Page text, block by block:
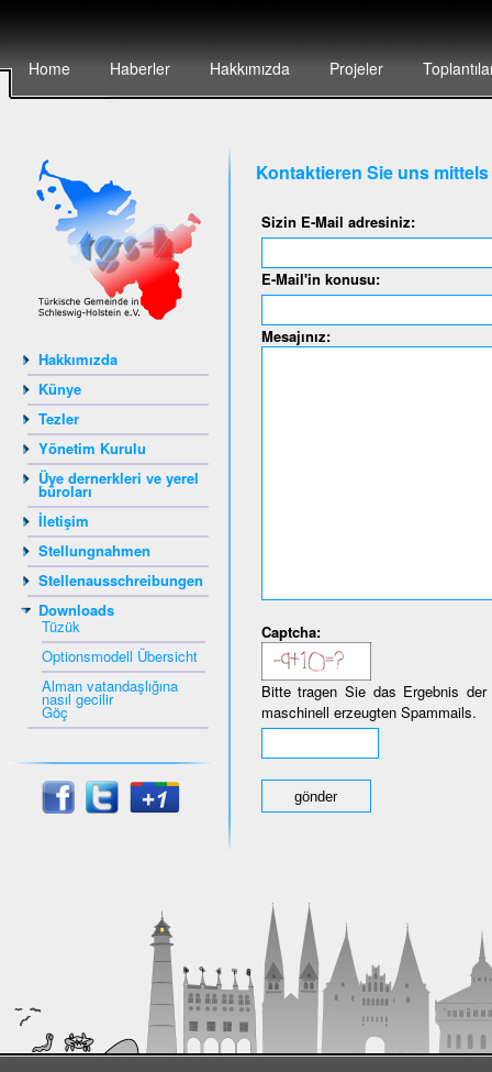
Home Haberler Hakkımızda Projeler
Hakkımızda
Künye
Tezler
Yönetim Kurulu
Üye dernerkleri ve yerel
büroları
İletişim
Stellungnahmen
Stellenausschreibungen
Downloads
Tüzük
Optionsmodell Übersicht
Alman vatandaşlığına
nasıl gecilir
Göç
Kontaktieren Sie uns
Sizin E-Mail adresiniz:
E-Mail'in konusu:
Mesajınız:
Captcha:
Bitte tragen Sie das Ergebnis
maschinell erzeugten Spammails.